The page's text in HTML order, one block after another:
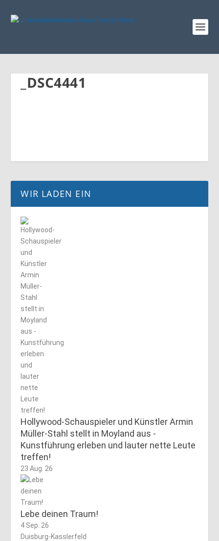
_DSC4441
WIR LADEN EIN
Hollywood-Schauspieler und Künstler Armin
Müller-Stahl stellt in Moyland aus -
Kunstführung erleben und lauter nette Leute
treffen!
23 Aug. 26
Lebe deinen Traum!
4 Sep. 26
Duisburg-Kasslerfeld